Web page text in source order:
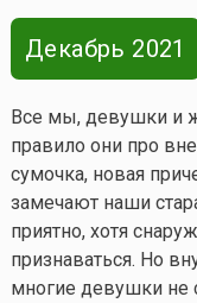
Декабрь 2021
Все мы, девушки и
правило они про
сумочка, новая
замечают наши
приятно, хотя
признаваться. Но
многие девушки не